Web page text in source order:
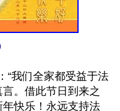
“我们全家都受益于法
。借此节日到来之
快乐！永远支持法